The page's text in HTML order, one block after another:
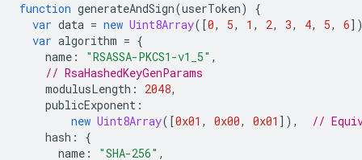
function generateAndSign(userToken)
{
var data = new Uint8Array([0, 5, 1 , 2, 3, 4, 5, 6
var algorithm = {
name : "RSASSA-PKCS1-v1_5" ,
// RsaHashedKeyGenParams
modulusLength : 2048,
publicExponent :
new Uint8Array([0x01 , 0x00, 0x01 ]),
//
hash :
{
name : "SHA-256" ,